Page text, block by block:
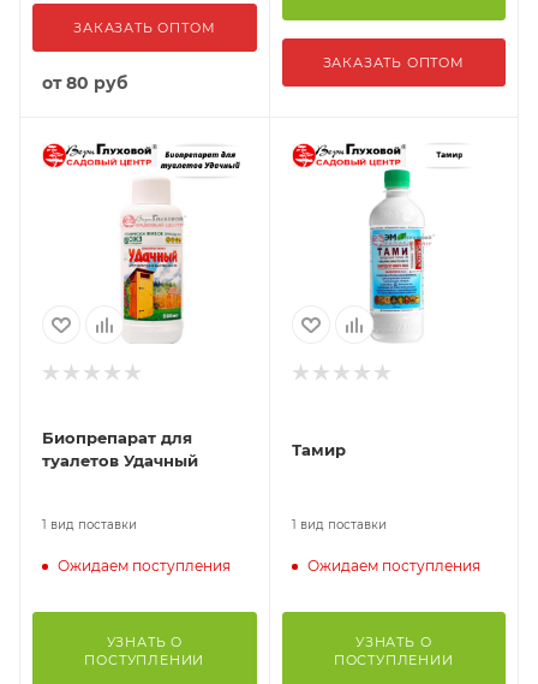
ЗАКАЗАТЬ ОПТОМ
от80 руб
ЗАКАЗАТЬ ОПТОМ
Биопрепарат для
туалетов Удачный
1 вид поставки
Ожидаем поступления
УЗНАТЬ О
ПОСТУПЛЕНИИ
Тамир
1 вид поставки
Ожидаем поступления
УЗНАТЬ О
ПОСТУПЛЕНИИ